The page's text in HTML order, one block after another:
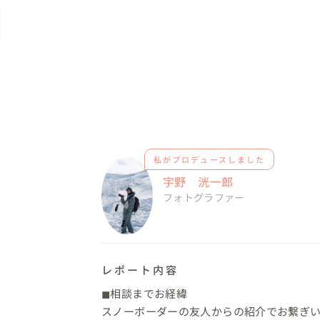
私がプロデュースしました
宇野 洸一郎
フォトグラファー
レポート内容
◼︎相談までお経緯
スノーボーダーの友人からの紹介でお繋ぎ